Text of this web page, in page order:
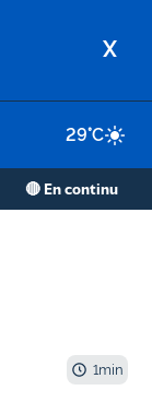
X
29°C
🔴 En continu
1min